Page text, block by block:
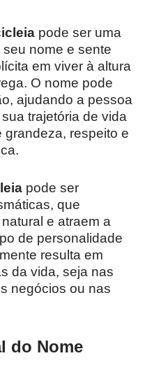
pode ser uma
nome e sente
em viver à altura
O nome pode
ajudando a pessoa
trajetória de vida
respeito e
pode ser
que
e atraem a
de personalidade
resulta em
da vida, seja nas
negócios ou nas
do Nome